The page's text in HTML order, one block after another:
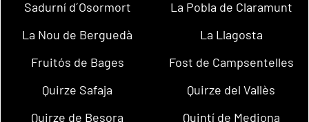
Sadurní d´Osormort
La Pobla de Claramunt
La Nou de Berguedà
La Llagosta
Fruitós de Bages
Fost de Campsentelles
Quirze Safaja
Quirze del Vallès
Quirze de Besora
Quintí de Mediona